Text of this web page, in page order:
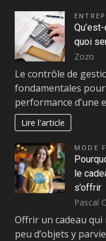
quoi
Zozo
Le contrôle de
fondamentales
performance d’une
Lire l'article
MODE
le
s’offrir
Pascal
Offrir un cadeau
peu d’objets y